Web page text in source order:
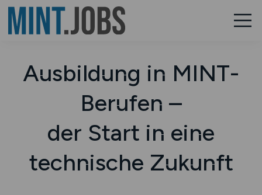
Ausbildung in MINT-
Berufen –
der Start in eine
technische Zukunft